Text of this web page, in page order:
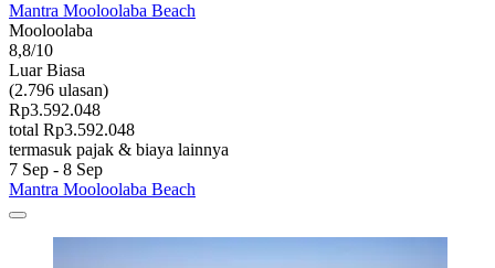
Mantra Mooloolaba Beach
Mooloolaba
8,8/10
Luar Biasa
(2.796 ulasan)
Rp3.592.048
total Rp3.592.048
termasuk pajak & biaya lainnya
7 Sep - 8 Sep
Mantra Mooloolaba Beach